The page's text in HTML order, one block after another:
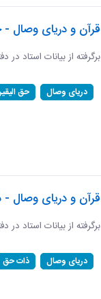
قرآن و دریای وصال -
برگرفته از بیانات استاد در
دریای وصال حق
قرآن و دریای وصال
برگرفته از بیانات استاد در
دریای وصال ذات حق